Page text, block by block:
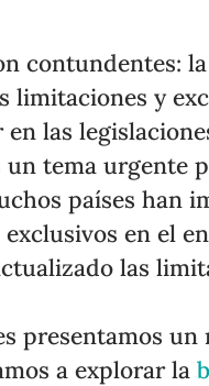
contundentes:
limitaciones y
las
un tema urgente
países han
exclusivos en el
las
presentamos un
a explorar la